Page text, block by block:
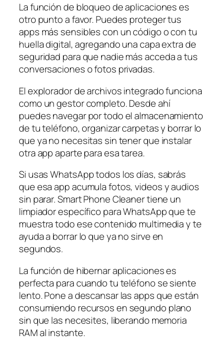
La función de bloqueo de aplicaciones es
otro punto a favor. Puedes proteger tus
apps más sensibles con un código o con tu
huella digital, agregando una capa extra de
seguridad para que nadie más acceda a tus
conversaciones o fotos privadas.
El explorador de archivos integrado funciona
como un gestor completo. Desde ahí
puedes navegar por todo el almacenamiento
de tu teléfono, organizar carpetas y borrar lo
que ya no necesitas sin tener que instalar
otra app aparte para esa tarea.
Si usas WhatsApp todos los días, sabrás
que esa app acumula fotos, videos y audios
sin parar. Smart Phone Cleaner tiene un
limpiador específico para WhatsApp que te
muestra todo ese contenido multimedia y te
ayuda a borrar lo que ya no sirve en
segundos.
La función de hibernar aplicaciones es
perfecta para cuando tu teléfono se siente
lento. Pone a descansar las apps que están
consumiendo recursos en segundo plano
sin que las necesites, liberando memoria
RAM al instante.